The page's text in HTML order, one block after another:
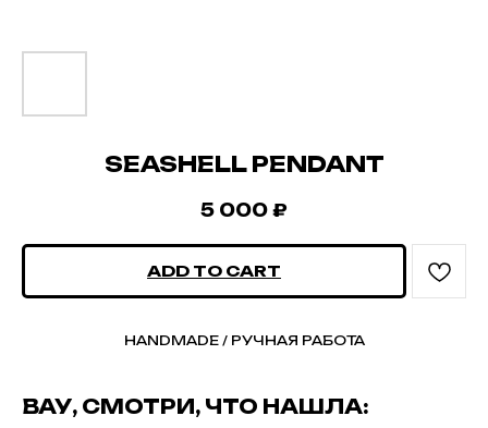
SEASHELL PENDANT
5 000 ₽
ADD TO CART
HANDMADE / РУЧНАЯ РАБОТА
ВАУ, СМОТРИ, ЧТО НАШЛА: